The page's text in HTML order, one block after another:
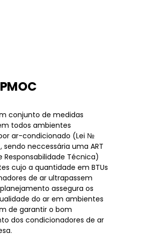
conjunto de medidas
todos ambientes
ar-condicionado (Lei №
sendo neccessária uma ART
Responsabilidade Técnica)
cujo a quantidade em BTUs
de ar ultrapassem
assegura os
do ar em ambientes
de garantir o bom
dos condicionadores de ar